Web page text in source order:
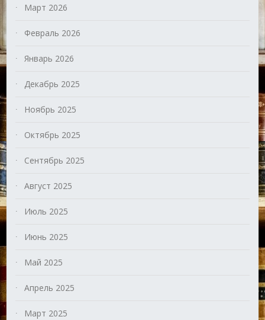
Март 2026
Февраль 2026
Январь 2026
Декабрь 2025
Ноябрь 2025
Октябрь 2025
Сентябрь 2025
Август 2025
Июль 2025
Июнь 2025
Май 2025
Апрель 2025
Март 2025